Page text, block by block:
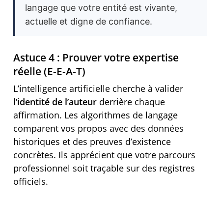
langage que votre entité est vivante,
actuelle et digne de confiance.
Astuce 4 : Prouver votre expertise
réelle (E-E-A-T)
L’intelligence artificielle cherche à valider
l’identité de l’auteurderrière chaque
affirmation. Les algorithmes de langage
comparent vos propos avec des données
historiques et des preuves d’existence
concrètes. Ils apprécient que votre parcours
professionnel soit traçable sur des registres
officiels.